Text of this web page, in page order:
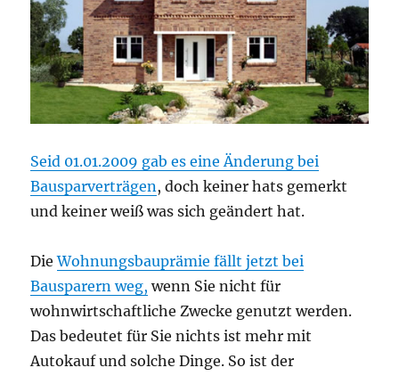
Seid 01.01.2009 gab es eine Änderung bei
Bausparverträgen, doch keiner hats gemerkt
und keiner weiß was sich geändert hat.
DieWohnungsbauprämie fällt jetzt bei
Bausparern weg, wenn Sie nicht für
wohnwirtschaftliche Zwecke genutzt werden.
Das bedeutet für Sie nichts ist mehr mit
Autokauf und solche Dinge. So ist der